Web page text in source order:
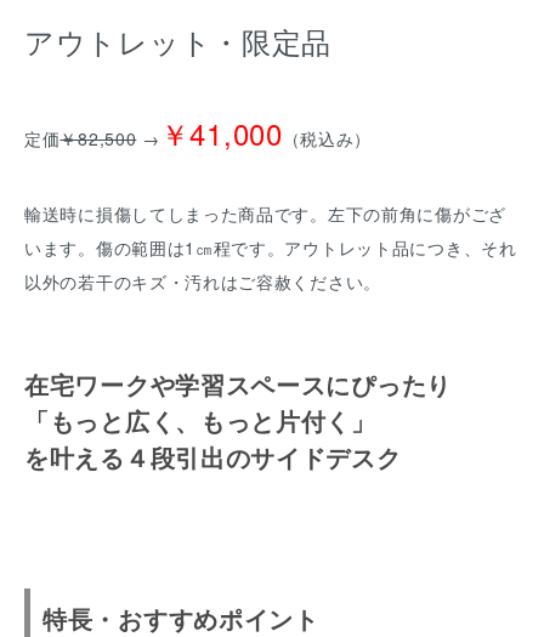
アウトレット・限定品
定価￥82,500→ ￥41,000 （税込み）
輸送時に損傷してしまった商品です。左下の前角に傷がござ
います。傷の範囲は1㎝程です。アウトレット品につき、それ
以外の若干のキズ・汚れはご容赦ください。
在宅ワークや学習スペースにぴったり
「もっと広く、もっと片付く」
を叶える４段引出のサイドデスク
特長・おすすめポイント